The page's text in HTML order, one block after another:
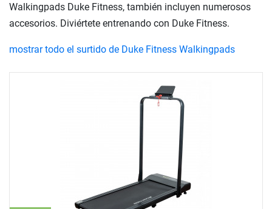
Walkingpads Duke Fitness, también incluyen numerosos
accesorios. Diviértete entrenando con Duke Fitness.
mostrar todo el surtido de Duke Fitness Walkingpads